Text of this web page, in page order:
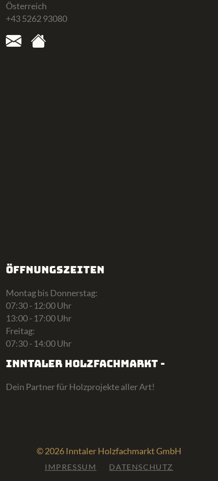
Österreich
+43 5262 93080
Öffnungszeiten
Montag bis Donnerstag:
07:30 - 12:00 Uhr
13:00 - 17:00 Uhr
Freitag:
07:30 - 14:00 Uhr
Inntaler Holzfachmarkt -
Dein Partner für Holzprojekte aller Art!
© 2026 Inntaler Holzfachmarkt GmbH
IMPRESSUM DATENSCHUTZ